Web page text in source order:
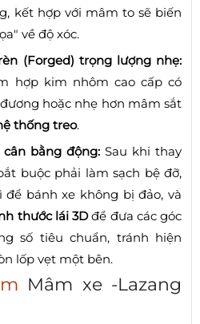
kết hợp với mâm to sẽ biến
về độ xóc.
(Forged) trọng lượng nhẹ:
hợp kim nhôm cao cấp có
hoặc nhẹ hơn mâm sắt
thống treo.
bằng động:Sau khi thay
buộc phải làm sạch bệ đỡ,
bánh xe không bị đảo, và
thước lái 3Dđể đưa các góc
số tiêu chuẩn, tránh hiện
lốp vẹt một bên.
Mâm xe -Lazang